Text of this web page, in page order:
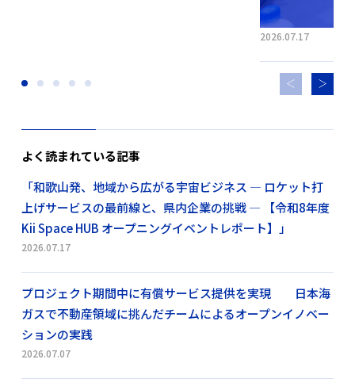
2026.07.17
よく読まれている記事
「和歌山発、地域から広がる宇宙ビジネス ― ロケット打
上げサービスの最前線と、県内企業の挑戦 ― 【令和8年度
Kii Space HUB オープニングイベントレポート】」
2026.07.17
プロジェクト期間中に有償サービス提供を実現 日本海
ガスで不動産領域に挑んだチームによるオープンイノベー
ションの実践
2026.07.07